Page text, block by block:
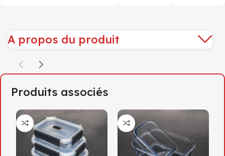
A propos du produit
Produits associés